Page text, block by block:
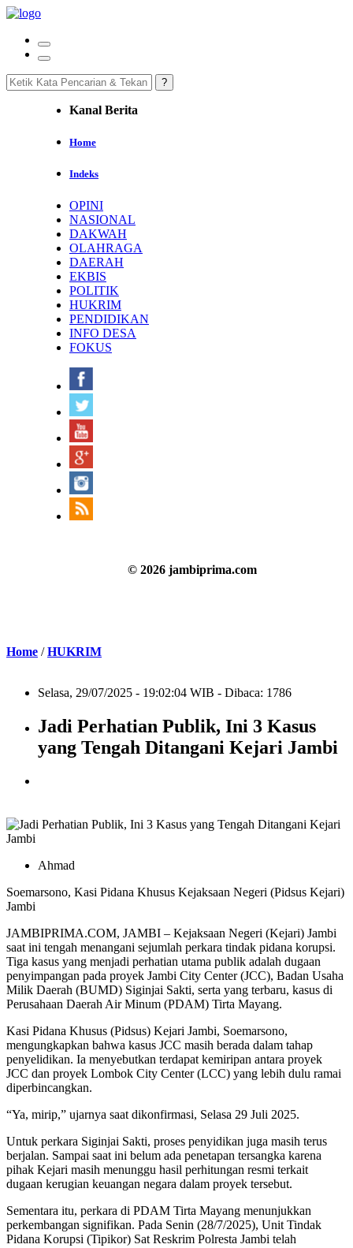
Kanal Berita
Home
Indeks
OPINI
NASIONAL
DAKWAH
OLAHRAGA
DAERAH
EKBIS
POLITIK
HUKRIM
PENDIDIKAN
INFO DESA
FOKUS
© 2026 jambiprima.com
Home /HUKRIM
Selasa, 29/07/2025 - 19:02:04 WIB - Dibaca: 1786
Jadi Perhatian Publik, Ini 3 Kasus
yang Tengah Ditangani Kejari Jambi
Ahmad
Soemarsono, Kasi Pidana Khusus Kejaksaan Negeri (Pidsus Kejari)
Jambi
JAMBIPRIMA.COM, JAMBI – Kejaksaan Negeri (Kejari) Jambi
saat ini tengah menangani sejumlah perkara tindak pidana korupsi.
Tiga kasus yang menjadi perhatian utama publik adalah dugaan
penyimpangan pada proyek Jambi City Center (JCC), Badan Usaha
Milik Daerah (BUMD) Siginjai Sakti, serta yang terbaru, kasus di
Perusahaan Daerah Air Minum (PDAM) Tirta Mayang.
Kasi Pidana Khusus (Pidsus) Kejari Jambi, Soemarsono,
mengungkapkan bahwa kasus JCC masih berada dalam tahap
penyelidikan. Ia menyebutkan terdapat kemiripan antara proyek
JCC dan proyek Lombok City Center (LCC) yang lebih dulu ramai
diperbincangkan.
“Ya, mirip,” ujarnya saat dikonfirmasi, Selasa 29 Juli 2025.
Untuk perkara Siginjai Sakti, proses penyidikan juga masih terus
berjalan. Sampai saat ini belum ada penetapan tersangka karena
pihak Kejari masih menunggu hasil perhitungan resmi terkait
dugaan kerugian keuangan negara dalam proyek tersebut.
Sementara itu, perkara di PDAM Tirta Mayang menunjukkan
perkembangan signifikan. Pada Senin (28/7/2025), Unit Tindak
Pidana Korupsi (Tipikor) Sat Reskrim Polresta Jambi telah